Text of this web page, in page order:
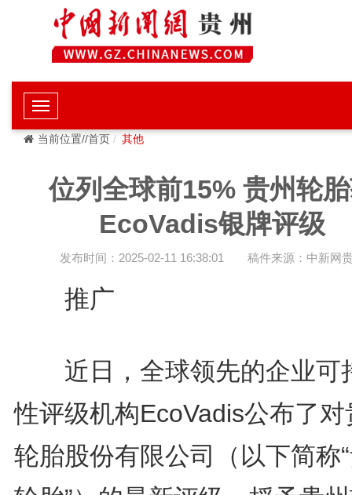
当前位置//首页 其他
位列全球前15% 贵州轮
EcoVadis银牌评级
发布时间：2025-02-11 16:38:01 稿件来源：中新网
推广
近日，全球领先的企业可
性评级机构EcoVadis公布了对
轮胎股份有限公司（以下简称